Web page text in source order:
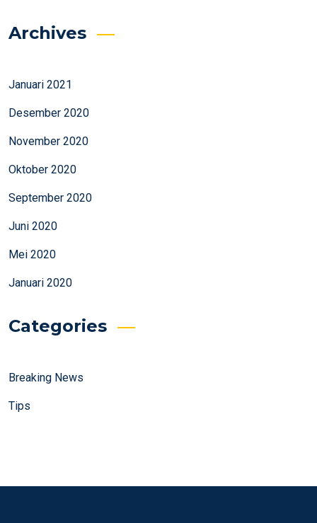
Archives
Januari 2021
Desember 2020
November 2020
Oktober 2020
September 2020
Juni 2020
Mei 2020
Januari 2020
Categories
Breaking News
Tips